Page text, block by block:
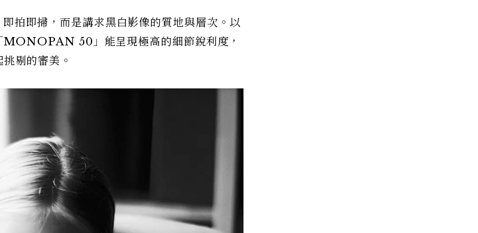
拍即掃，而是講求黑白影像的質地與層次。以
50」能呈現極高的細節銳利度，
剔的審美。